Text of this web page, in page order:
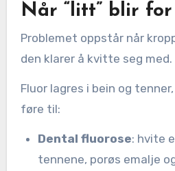
Når “litt” blir for
Problemet oppstår når
den klarer å kvitte seg med.
Fluor lagres i bein og
føre til:
Dental fluorose: hvite
tennene, porøs emalje